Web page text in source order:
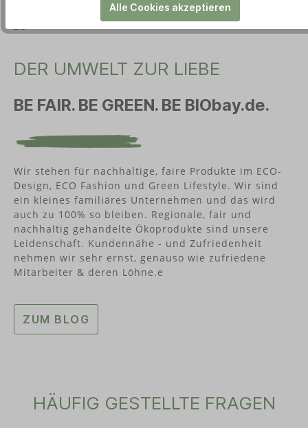
DER UMWELT ZUR LIEBE
BE FAIR. BE GREEN. BE BIObay.de.
Wir stehen für nachhaltige, faire Produkte im ECO-
Design, ECO Fashion und Green Lifestyle. Wir sind
ein kleines familiäres Unternehmen und das wird
auch zu 100% so bleiben. Regionale, fair und
nachhaltig gehandelte Ökoprodukte sind unsere
Leidenschaft. Kundennähe - und Zufriedenheit
nehmen wir sehr ernst, genauso wie zufriedene
Mitarbeiter & deren Löhne.e
ZUM BLOG
HÄUFIG GESTELLTE FRAGEN
Alle Cookies akzeptieren